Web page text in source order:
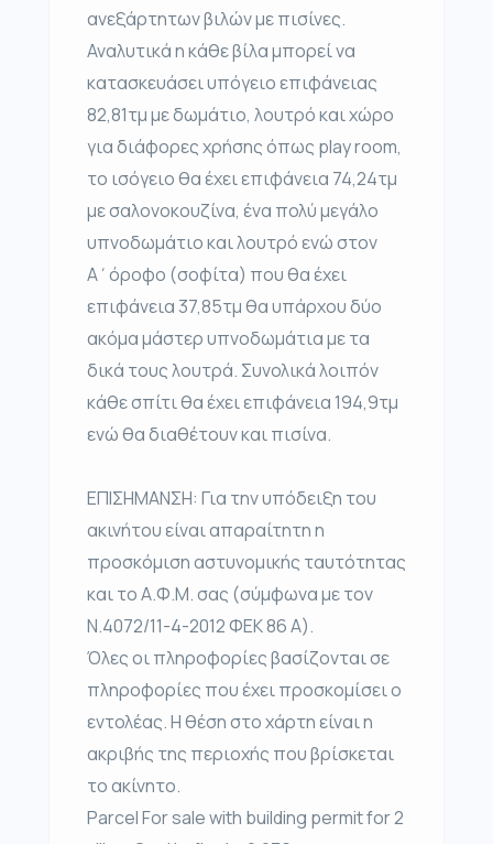
ανεξάρτητων βιλών με πισίνες.
Αναλυτικά η κάθε βίλα μπορεί να
κατασκευάσει υπόγειο επιφάνειας
82,81τμ με δωμάτιο, λουτρό και χώρο
για διάφορες χρήσης όπως play room,
το ισόγειο θα έχει επιφάνεια 74,24τμ
με σαλονοκουζίνα, ένα πολύ μεγάλο
υπνοδωμάτιο και λουτρό ενώ στον
Α΄όροφο (σοφίτα) που θα έχει
επιφάνεια 37,85τμ θα υπάρχου δύο
ακόμα μάστερ υπνοδωμάτια με τα
δικά τους λουτρά. Συνολικά λοιπόν
κάθε σπίτι θα έχει επιφάνεια 194,9τμ
ενώ θα διαθέτουν και πισίνα.
ΕΠΙΣΗΜΑΝΣΗ: Για την υπόδειξη του
ακινήτου είναι απαραίτητη η
προσκόμιση αστυνομικής ταυτότητας
και το Α.Φ.Μ. σας (σύμφωνα με τον
Ν.4072/11-4-2012 ΦΕΚ 86 Α).
Όλες οι πληροφορίες βασίζονται σε
πληροφορίες που έχει προσκομίσει ο
εντολέας. Η θέση στο χάρτη είναι η
ακριβής της περιοχής που βρίσκεται
το ακίνητο.
Parcel For sale with building permit for 2